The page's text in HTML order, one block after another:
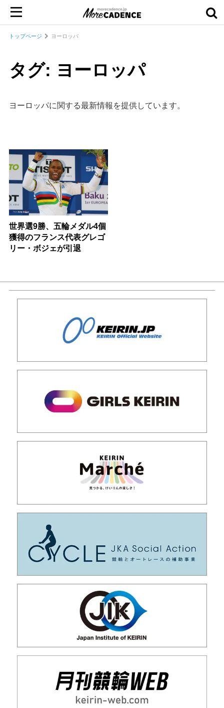
トップページ ヨーロッパ
タグ: ヨーロッパ
ヨーロッパに関する最新情報を提供しています。
世界選9勝、五輪メダル4個
獲得のフランス代表グレゴ
リー・ボジェが引退